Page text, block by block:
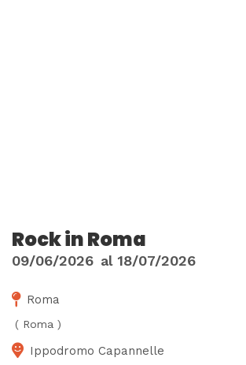
Rock in Roma
09/06/2026 al 18/07/2026
Roma
( Roma )
Ippodromo Capannelle